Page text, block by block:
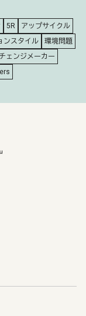
5R
アップサイクル
ンスタイル
環境問題
チェンジメーカー